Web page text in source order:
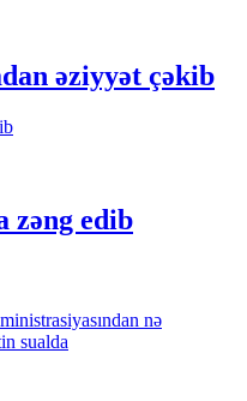
əziyyət çəkib
zəng edib